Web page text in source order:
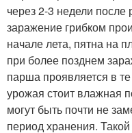
через 2-3 недели после
заражение грибком
начале лета, пятна на
при более позднем
парша проявляется в
урожая стоит влажная
могут быть почти не
период хранения.